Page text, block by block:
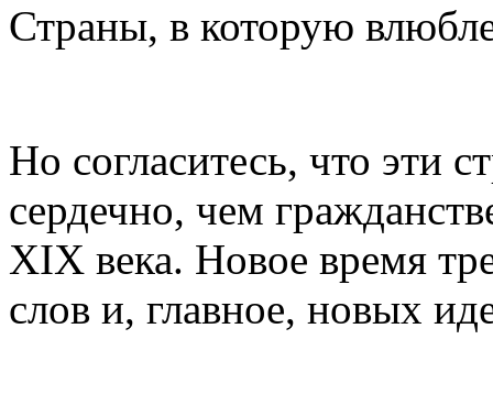
Страны, в которую
Но согласитесь, что эти
сердечно, чем
XIX века. Новое время
слов и, главное, новых